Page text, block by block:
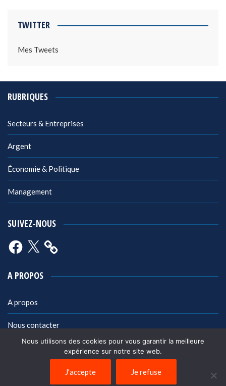
TWITTER
Mes Tweets
RUBRIQUES
Secteurs & Entreprises
Argent
Économie & Politique
Management
SUIVEZ-NOUS
Facebook
X
A PROPOS
A propos
Nous contacter
Politique de confidentialité
Nous utilisons des cookies pour vous garantir la meilleure
expérience sur notre site web.
J'accepte Je refuse